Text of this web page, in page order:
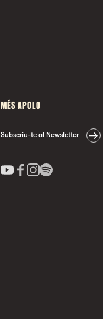
MÉS APOLO
Subscriu-te al Newsletter